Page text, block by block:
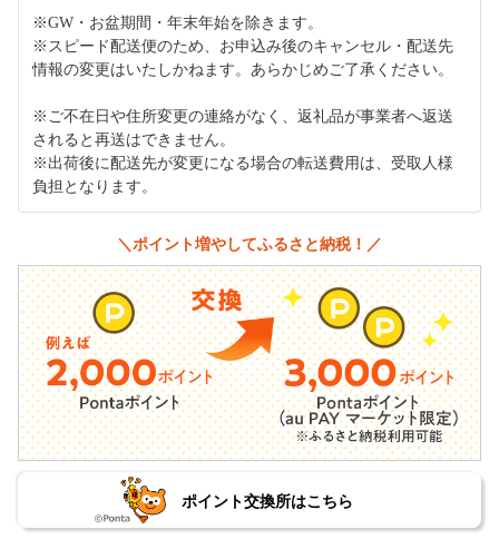
※GW・お盆期間・年末年始を除きます。
※スピード配送便のため、お申込み後のキャンセル・配送先
情報の変更はいたしかねます。あらかじめご了承ください。
※ご不在日や住所変更の連絡がなく、返礼品が事業者へ返送
されると再送はできません。
※出荷後に配送先が変更になる場合の転送費用は、受取人様
負担となります。
＼ポイント増やしてふるさと納税！／
ポイント交換所はこちら